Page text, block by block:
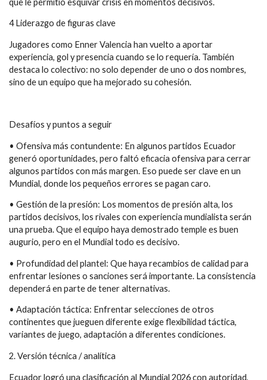
4 Liderazgo de figuras clave
Jugadores como Enner Valencia han vuelto a aportar
experiencia, gol y presencia cuando se lo requería. También
destaca lo colectivo: no solo depender de uno o dos nombres,
sino de un equipo que ha mejorado su cohesión.
Desafíos y puntos a seguir
• Ofensiva más contundente: En algunos partidos Ecuador
generó oportunidades, pero faltó eficacia ofensiva para cerrar
algunos partidos con más margen. Eso puede ser clave en un
Mundial, donde los pequeños errores se pagan caro.
• Gestión de la presión: Los momentos de presión alta, los
partidos decisivos, los rivales con experiencia mundialista serán
una prueba. Que el equipo haya demostrado temple es buen
augurio, pero en el Mundial todo es decisivo.
• Profundidad del plantel: Que haya recambios de calidad para
enfrentar lesiones o sanciones será importante. La consistencia
dependerá en parte de tener alternativas.
• Adaptación táctica: Enfrentar selecciones de otros
continentes que jueguen diferente exige flexibilidad táctica,
variantes de juego, adaptación a diferentes condiciones.
2. Versión técnica / analítica
Ecuador logró una clasificación al Mundial 2026 con autoridad,